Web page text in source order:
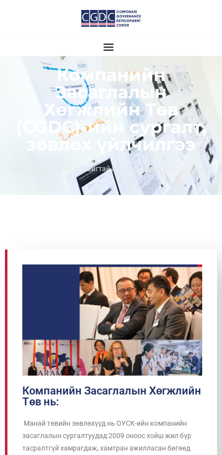
Компанийн
Засаглалын
Хөгжлийн Төв
(CGDC)-ийн сургалт,
зөвлөх үйлчилгээ
Компаниудад илүү үр ашигтай ажиллаж өсч томроход туслах
Компанийн Засаглалын Хөгжлийн
Төв нь:
Манай төвийн зөвлөхүүд нь ОУСК-ийн компанийн
засаглалын сургалтуудад 2009 оноос хойш жил бүр
тасралтгүй хамрагдаж, хамтран ажилласан бөгөөд